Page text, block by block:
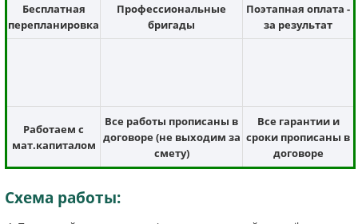
Бесплатная
перепланировка
Профессиональные
бригады
Поэтапная оплата -
за результат
Работаем с
мат.капиталом
Все работы прописаны в
договоре (не выходим за
смету)
Все гарантии и
сроки прописаны в
договоре
Схема работы: